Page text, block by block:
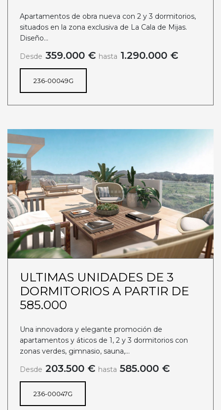
Apartamentos de obra nueva con 2 y 3 dormitorios,
situados en la zona exclusiva de La Cala de Mijas.
Diseño...
Desde 359.000 € hasta 1.290.000 €
236-00049G
ULTIMAS UNIDADES DE 3
DORMITORIOS A PARTIR DE
585.000
Una innovadora y elegante promoción de
apartamentos y áticos de 1, 2 y 3 dormitorios con
zonas verdes, gimnasio, sauna,...
Desde 203.500 € hasta 585.000 €
236-00047G